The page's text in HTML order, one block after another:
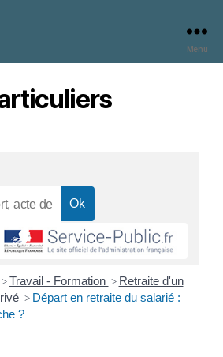
Menu
> Travail - Formation > Retraite d'un
> Départ en retraite du salarié :
?